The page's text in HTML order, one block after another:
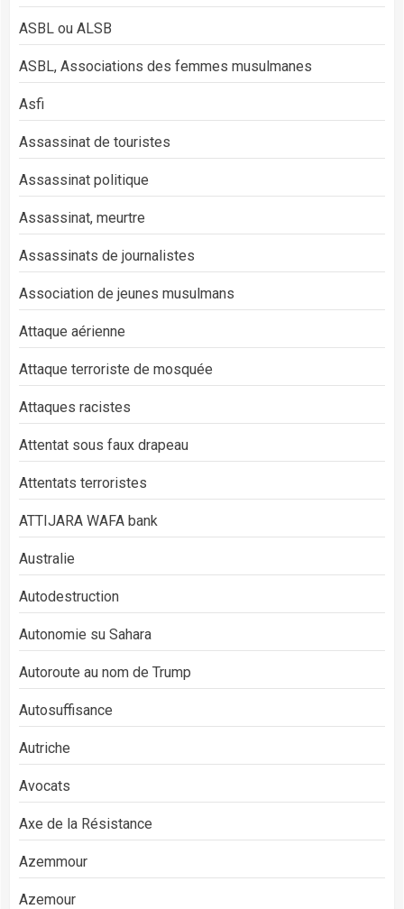
ASBL ou ALSB
ASBL, Associations des femmes musulmanes
Asfi
Assassinat de touristes
Assassinat politique
Assassinat, meurtre
Assassinats de journalistes
Association de jeunes musulmans
Attaque aérienne
Attaque terroriste de mosquée
Attaques racistes
Attentat sous faux drapeau
Attentats terroristes
ATTIJARA WAFA bank
Australie
Autodestruction
Autonomie su Sahara
Autoroute au nom de Trump
Autosuffisance
Autriche
Avocats
Axe de la Résistance
Azemmour
Azemour